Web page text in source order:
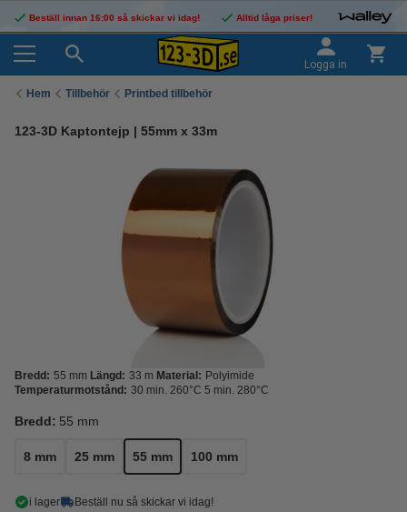
Beställ innan 16:00 så skickar vi idag! Alltid låga priser!
Logga in
Hem Tillbehör Printbed tillbehör
123-3D Kaptontejp | 55mm x 33m
Bredd: 55 mm Längd: 33 m Material: Polyimide
Temperaturmotstånd: 30 min. 260°C 5 min. 280°C
Bredd: 55 mm
8 mm 25 mm 55 mm 100 mm
i lager Beställ nu så skickar vi idag!